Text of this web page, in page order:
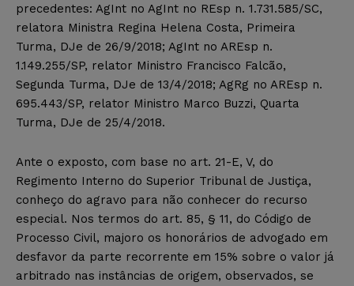
precedentes: AgInt no AgInt no REsp n. 1.731.585/SC,
relatora Ministra Regina Helena Costa, Primeira
Turma, DJe de 26/9/2018; AgInt no AREsp n.
1.149.255/SP, relator Ministro Francisco Falcão,
Segunda Turma, DJe de 13/4/2018; AgRg no AREsp n.
695.443/SP, relator Ministro Marco Buzzi, Quarta
Turma, DJe de 25/4/2018.
Ante o exposto, com base no art. 21-E, V, do
Regimento Interno do Superior Tribunal de Justiça,
conheço do agravo para não conhecer do recurso
especial. Nos termos do art. 85, § 11, do Código de
Processo Civil, majoro os honorários de advogado em
desfavor da parte recorrente em 15% sobre o valor já
arbitrado nas instâncias de origem, observados, se